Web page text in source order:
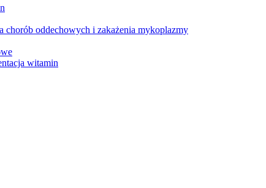
oddechowych i zakażenia mykoplazmy
witamin